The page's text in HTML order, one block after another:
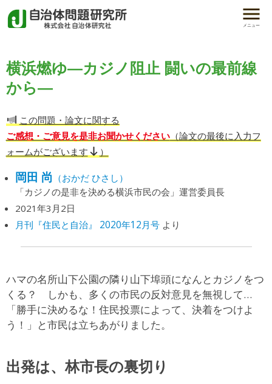
メニュー
横浜燃ゆ―カジノ阻止 闘いの最前線
から―
この問題・論文に関する
ご感想・ご意見を是非お聞かせください（論文の最後に入力フ
ォームがございます
）
岡田 尚 （おかだ ひさし）
「カジノの是非を決める横浜市民の会」運営委員長
2021年3月2日
月刊『住民と自治』 2020年12月号より
ハマの名所山下公園の隣り山下埠頭になんとカジノをつ
くる？ しかも、多くの市民の反対意見を無視して…
「勝手に決めるな！住民投票によって、決着をつけよ
う！」と市民は立ちあがりました。
出発は、林市長の裏切り